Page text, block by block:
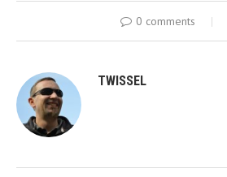
0 comments
TWISSEL